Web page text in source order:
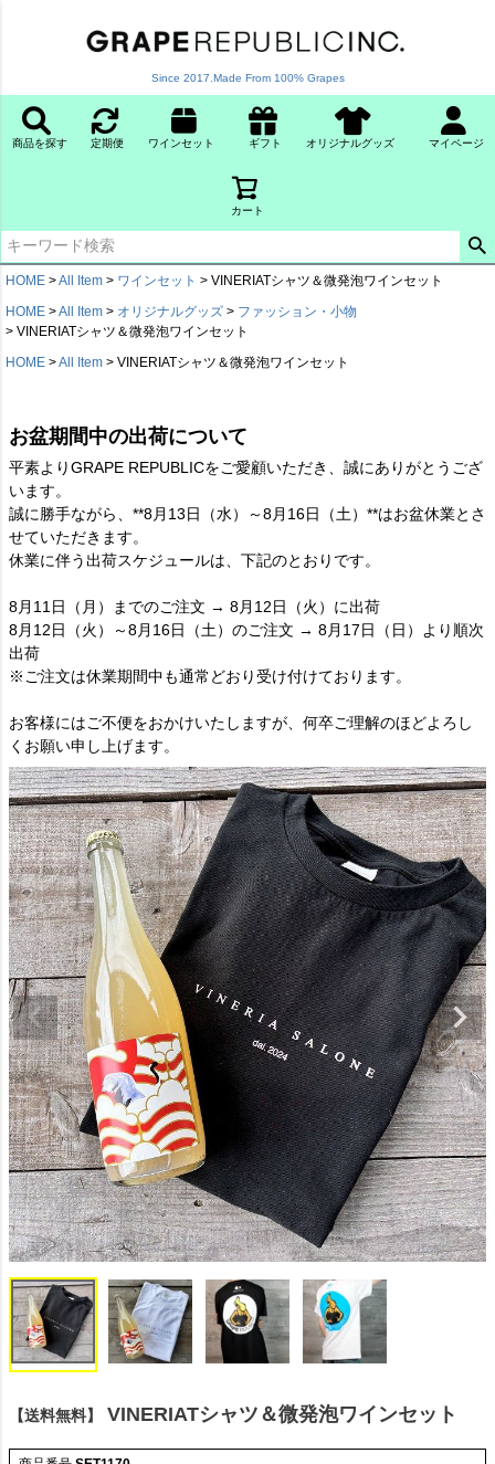
Since 2017.Made From 100% Grapes
商品を探す 定期便 ワインセット ギフト オリジナルグッズ マイページ
カート
HOME All Item ワインセット
VINERIATシャツ＆微発泡ワインセット
HOME
All Item オリジナルグッズ
ファッション・小物
VINERIATシャツ＆微発泡ワインセット
HOME
All Item VINERIATシャツ＆微発泡ワインセット
お盆期間中の出荷について
平素よりGRAPE REPUBLICをご愛顧いただき、誠にありがとうござ
います。
誠に勝手ながら、**8月13日（水）～8月16日（土）**はお盆休業とさ
せていただきます。
休業に伴う出荷スケジュールは、下記のとおりです。
8月11日（月）までのご注文 → 8月12日（火）に出荷
8月12日（火）～8月16日（土）のご注文 → 8月17日（日）より順次
出荷
※ご注文は休業期間中も通常どおり受け付けております。
お客様にはご不便をおかけいたしますが、何卒ご理解のほどよろし
くお願い申し上げます。
【送料無料】 VINERIATシャツ＆微発泡ワインセット